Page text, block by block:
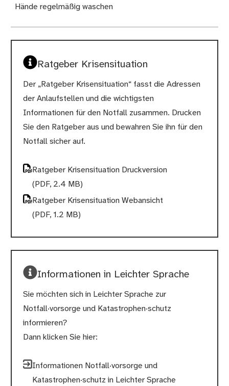
Hände regelmäßig waschen
Ratgeber Krisensituation
Der „Ratgeber Krisensituation“ fasst die Adressen
der Anlaufstellen und die wichtigsten
Informationen für den Notfall zusammen. Drucken
Sie den Ratgeber aus und bewahren Sie ihn für den
Notfall sicher auf.
Ratgeber Krisensituation Druckversion
(PDF, 2.4 MB)
Ratgeber Krisensituation Webansicht
(PDF, 1.2 MB)
Informationen in Leichter Sprache
Sie möchten sich in Leichter Sprache zur
Notfall·vorsorge und Katastrophen·schutz
informieren?
Dann klicken Sie hier:
Informationen Notfall·vorsorge und
Katastrophen·schutz in Leichter Sprache